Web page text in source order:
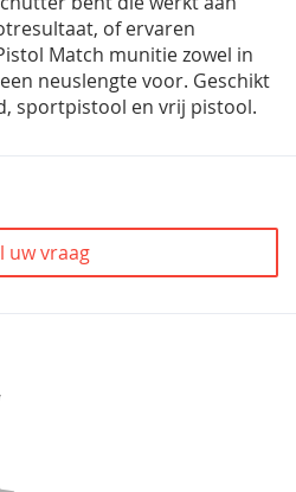
of ervaren
Match munitie zowel in
neuslengte voor. Geschikt
sportpistool en vrij pistool.
uw vraag